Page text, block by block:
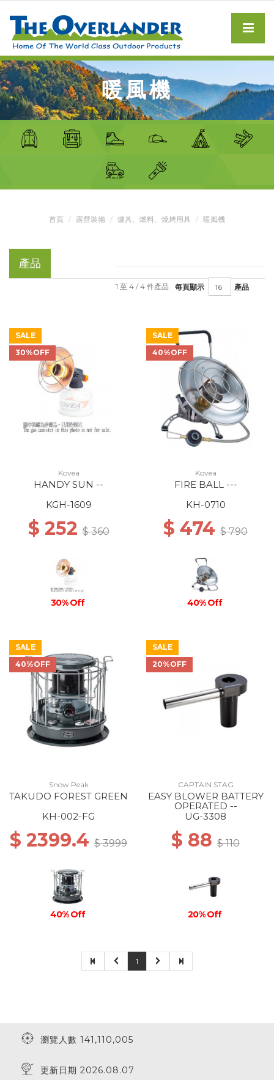
暖風機
首頁 露營裝備 爐具、燃料、燒烤用具 暖風機
產品
每頁顯示 產品
1 至 4 / 4 件產品
SALE
30%OFF
Kovea
HANDY SUN --
KGH-1609
$ 252$ 360
30% Off
SALE
40%OFF
Kovea
FIRE BALL ---
KH-0710
$ 474 $ 790
40% Off
SALE
40%OFF
Snow Peak
TAKUDO FOREST GREEN
KH-002-FG
$ 2399.4 $ 3999
40% Off
SALE
20%OFF
CAPTAIN STAG
EASY BLOWER BATTERY
OPERATED --
UG-3308
$ 88 $ 110
20% Off
1
瀏覽人數 141,110,005
更新日期 2026.08.07